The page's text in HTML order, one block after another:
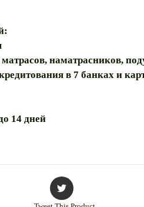
наматрасников,
в 7 банках и
14 дней